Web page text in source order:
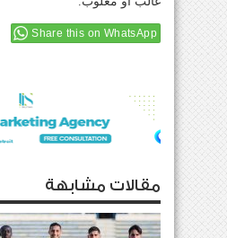
Share this on WhatsApp
مقالات مشابهة